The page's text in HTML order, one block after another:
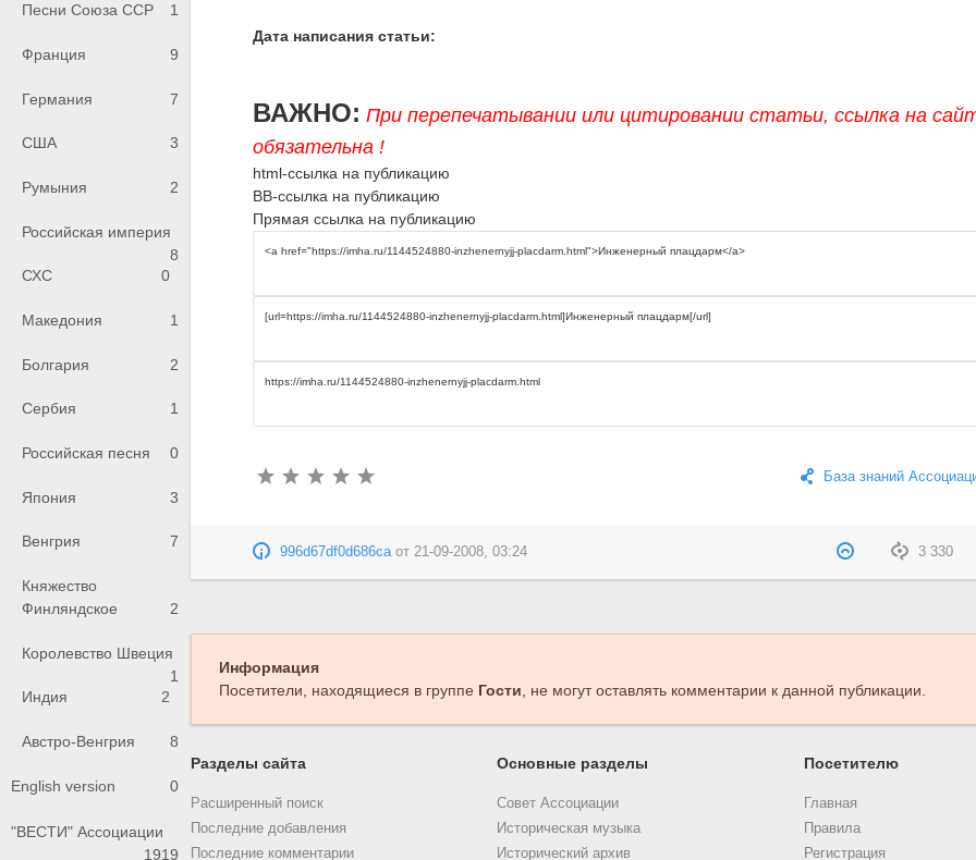
Песни Союза ССР 1
Франция 9
Германия 7
США 3
Румыния 2
Российская империя
8
СХС
0
Македония 1
Болгария 2
Сербия 1
Российская песня 0
Япония 3
Венгрия 7
Княжество
Финляндское
2
Королевство Швеция
1
Индия
2
Австро-Венгрия 8
English version 0
"ВЕСТИ" Ассоциации
1919
Дата написания статьи:
ВАЖНО: При перепечатывании или цитировании статьи, ссылка на
обязательна !
html-ссылка на публикацию
BB-ссылка на публикацию
Прямая ссылка на публикацию
База знаний
3 330
996d67df0d686caот21-09-2008, 03:24
Информация
Посетители, находящиеся в группе Гости, не могут оставлять комментарии к данной публикации.
Разделы сайта
Расширенный поиск
Последние добавления
Последние комментарии
Основные разделы
Совет Ассоциации
Историческая музыка
Исторический архив
Посетителю
Главная
Правила
Регистрация